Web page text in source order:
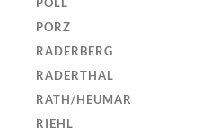
PORZ
RADERBERG
RADERTHAL
RATH/HEUMAR
RIEHL